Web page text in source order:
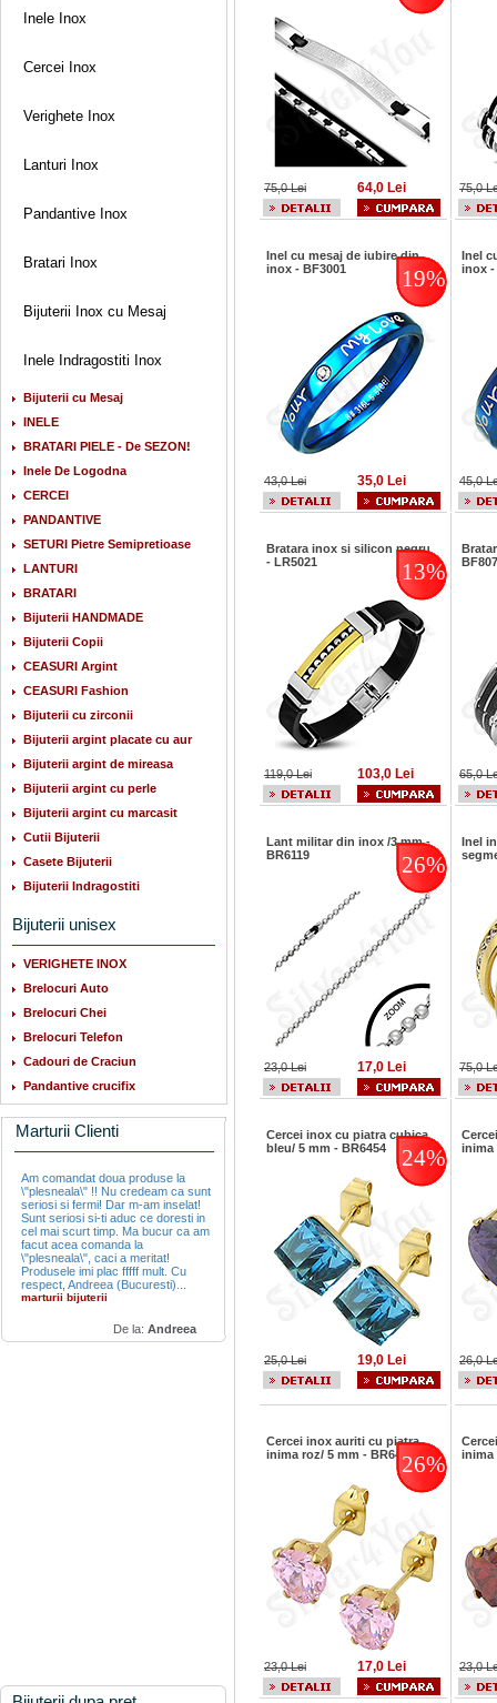
Inele Inox
Cercei Inox
Verighete Inox
Lanturi Inox
Pandantive Inox
Bratari Inox
Bijuterii Inox cu Mesaj
Inele Indragostiti Inox
Bijuterii cu Mesaj
INELE
BRATARI PIELE - De SEZON!
Inele De Logodna
CERCEI
PANDANTIVE
SETURI Pietre Semipretioase
LANTURI
BRATARI
Bijuterii HANDMADE
Bijuterii Copii
CEASURI Argint
CEASURI Fashion
Bijuterii cu zirconii
Bijuterii argint placate cu aur
Bijuterii argint de mireasa
Bijuterii argint cu perle
Bijuterii argint cu marcasit
Cutii Bijuterii
Casete Bijuterii
Bijuterii Indragostiti
Bijuterii unisex
VERIGHETE INOX
Brelocuri Auto
Brelocuri Chei
Brelocuri Telefon
Cadouri de Craciun
Pandantive crucifix
Marturii Clienti
Am comandat doua produse la
\"plesneala\" !! Nu credeam ca sunt
seriosi si fermi! Dar m-am inselat!
Sunt seriosi si-ti aduc ce doresti in
cel mai scurt timp. Ma bucur ca am
facut acea comanda la
\"plesneala\", caci a meritat!
Produsele imi plac fffff mult. Cu
respect, Andreea (Bucuresti)...
marturii bijuterii
De la: Andreea
75,0 Lei 64,0 Lei 75,0
Inel cu mesaj de iubire din
inox - BF3001
19%
43,0 Lei 35,0 Lei
Inel
inox -
45,0
Bratara inox si silicon negru
- LR5021
13%
119,0 Lei 103,0 Lei 65,0
Lant militar din inox /3 mm -
BR6119
26%
23,0 Lei 17,0 Lei
Inel
75,0
Cercei inox cu piatra cubica
bleu/ 5 mm - BR6454
24%
25,0 Lei 19,0 Lei
inima
26,0
Cercei inox auriti cu piatra
inima roz/ 5 mm - BR645726%
23,0 Lei 17,0 Lei
inima
23,0